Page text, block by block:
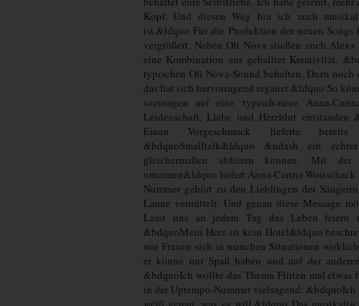
Kopf. Und diesen Weg bin ich auch
ist.&ldquo Für die Produktion der neuen Songs
vergrößert. Neben Oli Nova stießen auch
eine Kombination aus geballter Kreativität.
typischen Oli Nova-Sound behalten. Dazu
das hat sich hervorragend ergänzt.&ldquo So
sozusagen auf eine typisch-neue Anna-
Leidenschaft, Liebe und Herzblut entstanden
Einen Vorgeschmack lieferte
&bdquoSmalltalk&ldquo &ndash ein
gleichermaßen abfeiern können. Mit
umarmen&ldquo liefert Anna-Carina
Nummer gehört zu den Lieblingen der
Laune vermittelt. Und genau diese Message
Lasst uns an jedem Tag das Leben
&bdquoMein Herz ist kein Hotel&ldquo
wie Frauen sich in manchen Situationen
er könne nur Spaß haben und auf der
&bdquoIch wollte das Thema Flirten mal etwas
in der Uptempo-Nummer vielsagend: